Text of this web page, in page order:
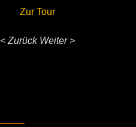
Zur Tour
< Zurück Weiter >